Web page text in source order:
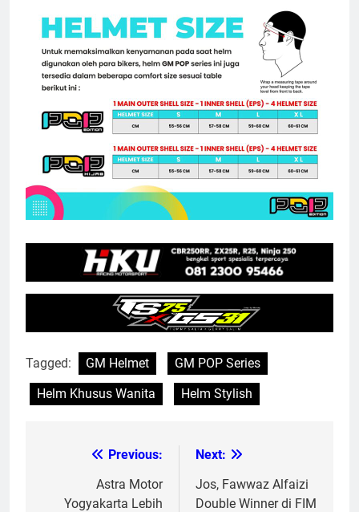
Tagged: GM Helmet
GM POP Series
Helm Khusus Wanita
Helm Stylish
navigation
Previous:
Astra Motor
Yogyakarta Lebih
Next:
Jos, Fawwaz Alfaizi
Double Winner di FIM